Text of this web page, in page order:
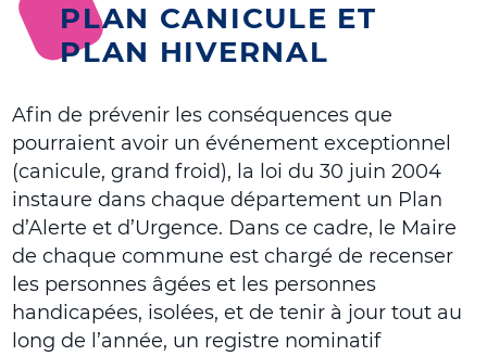
PLAN CANICULE ET
PLAN HIVERNAL
Afin de prévenir les conséquences que
pourraient avoir un événement exceptionnel
(canicule, grand froid), la loi du 30 juin 2004
instaure dans chaque département un Plan
d’Alerte et d’Urgence. Dans ce cadre, le Maire
de chaque commune est chargé de recenser
les personnes âgées et les personnes
handicapées, isolées, et de tenir à jour tout au
long de l’année, un registre nominatif